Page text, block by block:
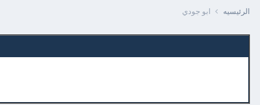
الرئيسيه ابو جودي